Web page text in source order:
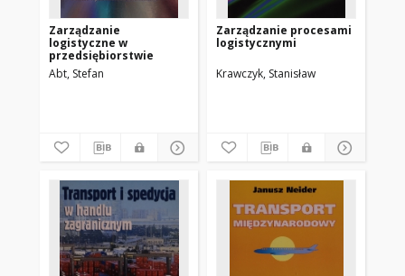
Zarządzanie
logistyczne w
przedsiębiorstwie
Abt, Stefan
Zarządzanie procesami
logistycznymi
Krawczyk, Stanisław